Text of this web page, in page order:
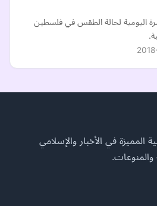
اليومية لحالة الطقس في فلسطين
المميزة في الأخبار والإسلامي
والمنوعات.